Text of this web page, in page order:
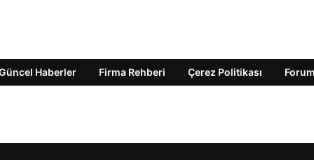
Haberler Firma Rehberi Çerez Politikası